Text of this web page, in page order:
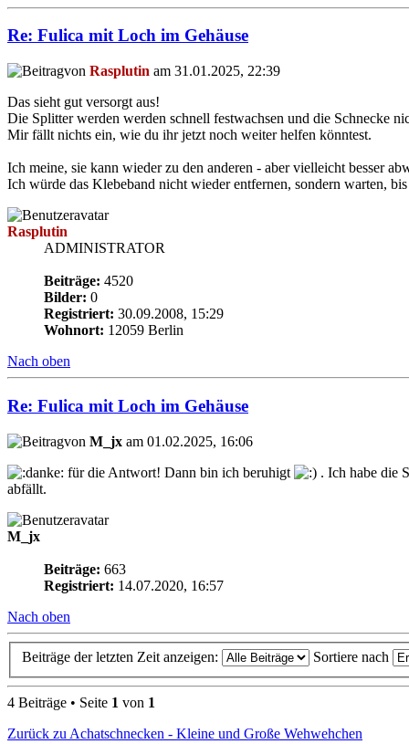
Re: Fulica mit Loch im Gehäuse
von Rasplutin am 31.01.2025, 22:39
Das sieht gut versorgt aus!
Die Splitter werden werden schnell festwachsen und die Schnecke
Mir fällt nichts ein, wie du ihr jetzt noch weiter helfen könntest.
Ich meine, sie kann wieder zu den anderen - aber vielleicht besser
Ich würde das Klebeband nicht wieder entfernen, sondern warten,
Rasplutin
ADMINISTRATOR
Beiträge: 4520
Bilder: 0
Registriert: 30.09.2008, 15:29
Wohnort: 12059 Berlin
Nach oben
Re: Fulica mit Loch im Gehäuse
von M_jx am 01.02.2025, 16:06
für die Antwort! Dann bin ich beruhigt
. Ich habe die
abfällt.
M_jx
Beiträge: 663
Registriert: 14.07.2020, 16:57
Nach oben
Beiträge der letzten Zeit anzeigen: Sortiere nach
4 Beiträge • Seite 1 von 1
Zurück zu Achatschnecken - Kleine und Große Wehwehchen